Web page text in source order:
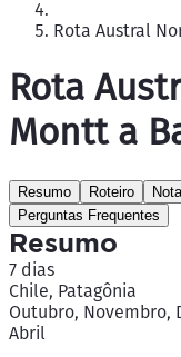
Rota Austral
Rota
Montt a
Resumo Roteiro
Perguntas Frequentes
Resumo
7 dias
Chile, Patagônia
Outubro, Novembro,
Abril